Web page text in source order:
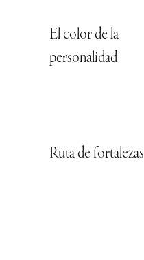
El color de la
personalidad
Ruta de fortalezas